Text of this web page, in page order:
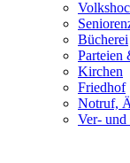
Bücherei
Parteien
Kirchen
Friedhof
Notruf,
Ver- und